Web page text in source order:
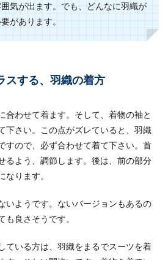
ーブロックは短髪で！20代メンズに
合う髪型をご紹介します
すめです。...
性の服装がおしゃれに見えるコーデ
ネートとバランスのコツ
なたの周りにおしゃれな服装の男性はいます
気が出ます。でも、どんなに羽織が
があります。
スする、羽織の着方
合わせて着ます。そして、着物の袖と
下さい。この点がズレていると、羽織
すので、必ず合わせて着て下さい。首
るよう、調節します。後は、前の部分
ります。
いようです。ないバージョンもあるの
も良さそうです。
ている方は、羽織をまるでスーツを着